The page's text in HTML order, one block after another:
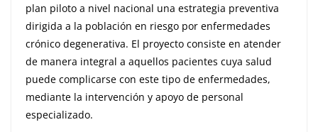
plan piloto a nivel nacional una estrategia preventiva
dirigida a la población en riesgo por enfermedades
crónico degenerativa. El proyecto consiste en atender
de manera integral a aquellos pacientes cuya salud
puede complicarse con este tipo de enfermedades,
mediante la intervención y apoyo de personal
especializado.